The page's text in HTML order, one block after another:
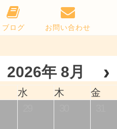
ブログ お問い合わせ
2026年 8月
水 木 金